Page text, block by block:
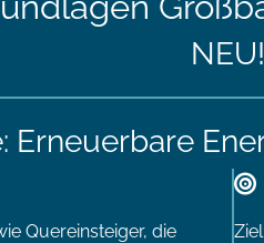
NEU!
Erneuerbare
Quereinsteiger, die